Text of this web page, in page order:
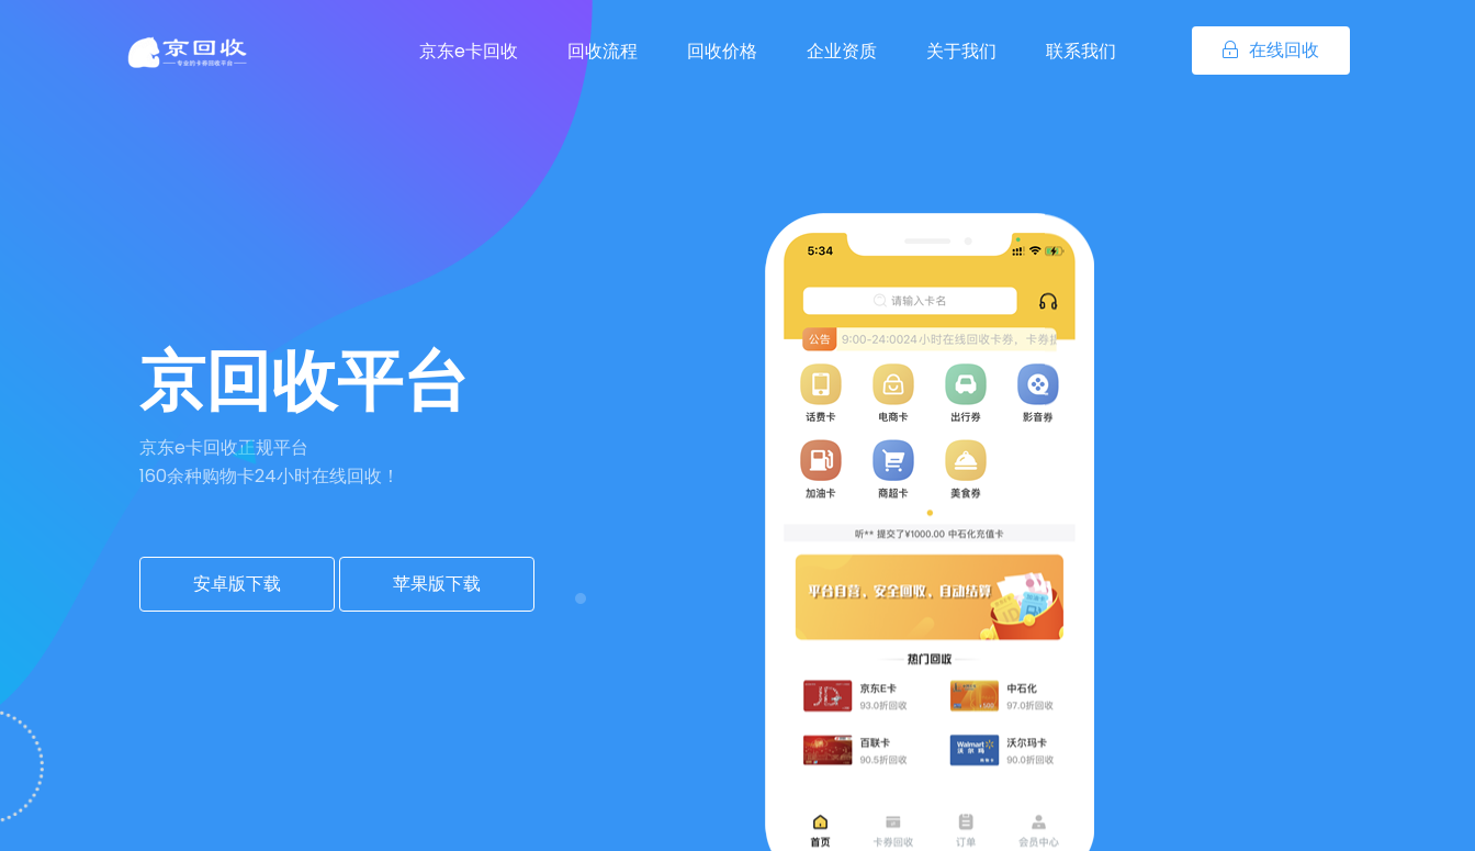
在线回收
京东e卡回收 回收流程 回收价格 企业资质 关于我们 联系我们
京回收平台
京东e卡回收正规平台
160余种购物卡24小时在线回收！
安卓版下载 苹果版下载